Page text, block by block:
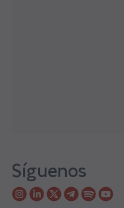
Síguenos